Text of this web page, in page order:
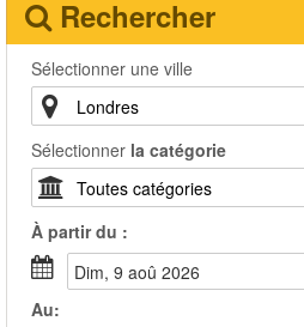
Rechercher
Sélectionner une ville
Sélectionner la catégorie
À partir du :
dim, 9 aoû 2026
Au: